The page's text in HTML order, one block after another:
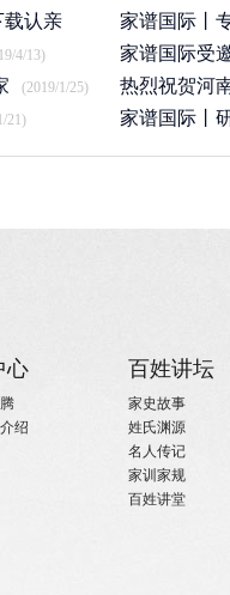
(2020/12/22)
载认亲
家谱国际丨
(2019/7/17)
4/13) 家谱国际受
(2019/1/25) 热烈祝贺河
21) 家谱国际丨
心
绍
百姓讲坛
家史故事
姓氏渊源
名人传记
家训家规
百姓讲堂